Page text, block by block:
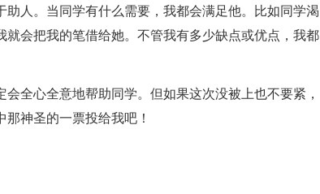
人。当同学有什么需要，我都会满足他。比如同学渴
会把我的笔借给她。不管我有多少缺点或优点，我都
全心全意地帮助同学。但如果这次没被上也不要紧，
神圣的一票投给我吧！